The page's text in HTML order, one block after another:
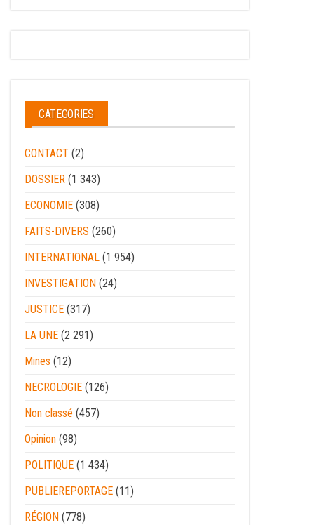
CATEGORIES
CONTACT (2)
DOSSIER (1 343)
ECONOMIE (308)
FAITS-DIVERS (260)
INTERNATIONAL (1 954)
INVESTIGATION (24)
JUSTICE (317)
LA UNE (2 291)
Mines (12)
NECROLOGIE (126)
Non classé (457)
Opinion (98)
POLITIQUE (1 434)
PUBLIEREPORTAGE (11)
RÉGION (778)